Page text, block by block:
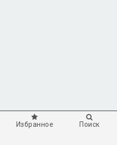
Избранное Поиск